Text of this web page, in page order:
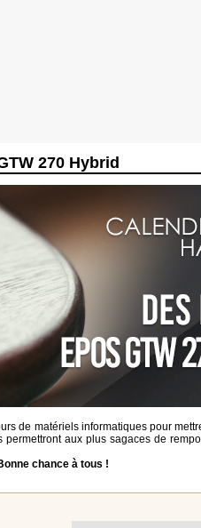
270 Hybrid
de matériels informatiques pour
aux plus sagaces de
chance à tous !